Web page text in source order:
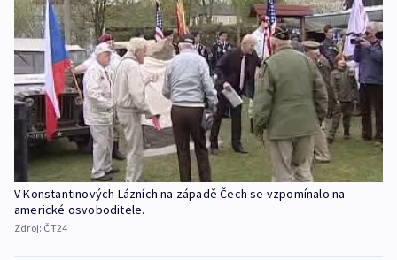
V Konstantinových Lázních na západě Čech se vzpomínalo na
americké osvoboditele.
Zdroj: ČT24